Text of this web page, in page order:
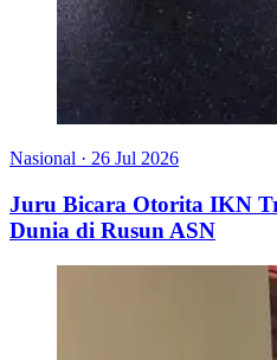
Nasional · 26 Jul 2026
Juru Bicara Otorita IKN
Dunia di Rusun ASN